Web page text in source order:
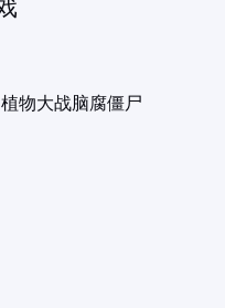
植物大战脑腐僵尸